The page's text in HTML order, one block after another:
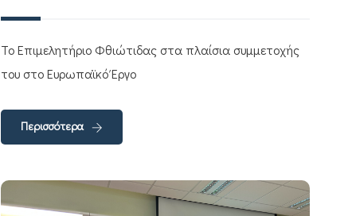
To Επιμελητήριο Φθιώτιδας στα πλαίσια συμμετοχής
του στο Ευρωπαϊκό Έργο
Περισσότερα